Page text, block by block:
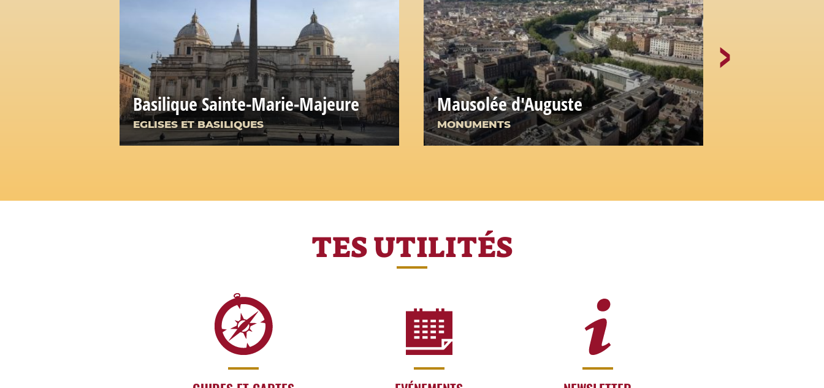
Basilique Sainte-Marie-Majeure
EGLISES ET BASILIQUES
Mausolée d'Auguste
MONUMENTS
TES UTILITÉS